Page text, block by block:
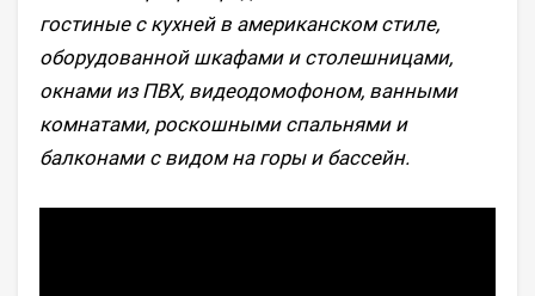
гостиные с кухней в американском стиле,
оборудованной шкафами и столешницами,
окнами из ПВХ, видеодомофоном, ванными
комнатами, роскошными спальнями и
балконами с видом на горы и бассейн.